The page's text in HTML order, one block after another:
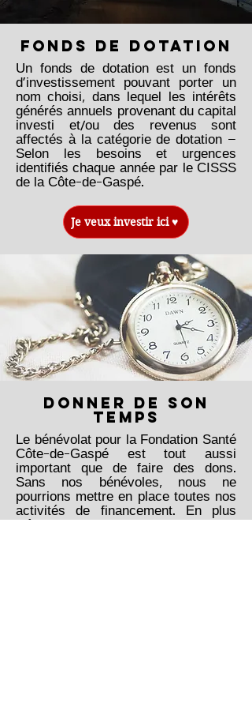
fonds de dotation
Un fonds de dotation est un fonds
d’investissement pouvant porter un
nom choisi, dans lequel les intérêts
générés annuels provenant du capital
investi et/ou des revenus sont
affectés à la catégorie de dotation –
Selon les besoins et urgences
identifiés chaque année par le CISSS
de la Côte-de-Gaspé.
Je veux investir ici ♥
DONNER DE SON
TEMPS
Le bénévolat pour la Fondation Santé
Côte-de-Gaspé est tout aussi
important que de faire des dons.
Sans nos bénévoles, nous ne
pourrions mettre en place toutes nos
activités de financement. En plus